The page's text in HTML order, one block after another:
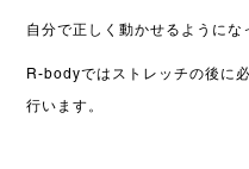
自分で正しく動かせるようにな
R-bodyではストレッチの後に
行います。